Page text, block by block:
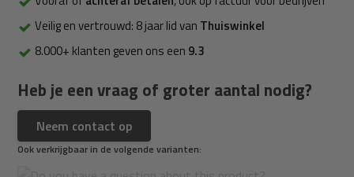
Veilig en vertrouwd: 8 jaar lid van Thuiswinkel
8.000+ klanten geven ons een 9.3
Heb je een vraag of groter aantal nodig?
Neem contact op
Ook verkrijgbaar in de volgende varianten: